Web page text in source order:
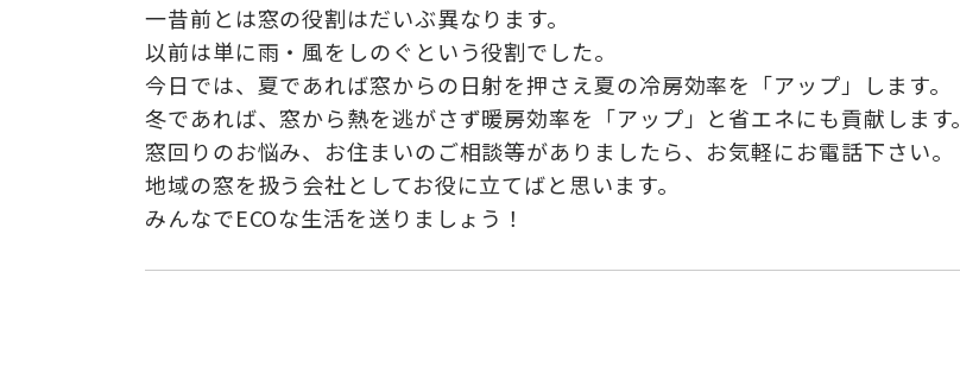
一昔前とは窓の役割はだいぶ異なります。
以前は単に雨・風をしのぐという役割でした。
今日では、夏であれば窓からの日射を押さえ夏の冷房効率を「アップ」します。
冬であれば、窓から熱を逃がさず暖房効率を「アップ」と省エネにも貢献します。
窓回りのお悩み、お住まいのご相談等がありましたら、お気軽にお電話下さい。
地域の窓を扱う会社としてお役に立てばと思います。
みんなでECOな生活を送りましょう！